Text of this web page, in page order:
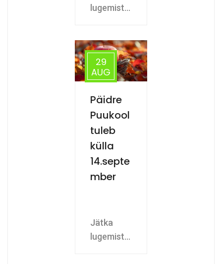
lugemist...
29
AUG
Päidre
Puukool
tuleb
külla
14.septe
mber
Jätka
lugemist...